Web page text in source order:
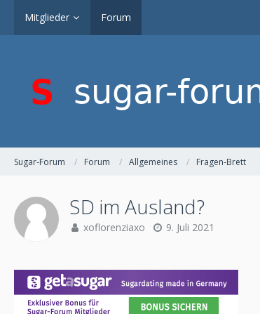
Mitglieder Forum
Sugar-Forum Forum Allgemeines Fragen-Brett
SD im Ausland?
xoflorenziaxo 9. Juli 2021